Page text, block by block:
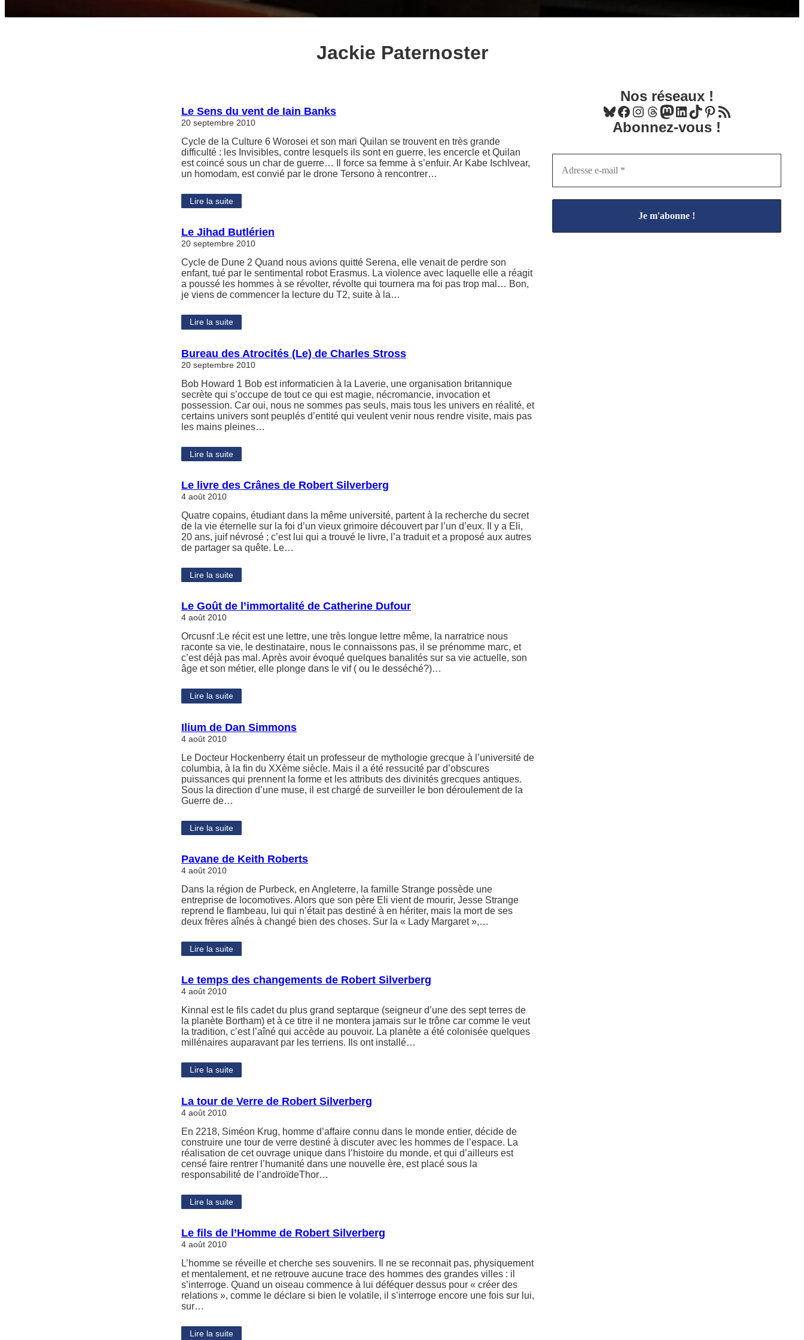
Jackie Paternoster
Le Sens du vent de Iain Banks
20 septembre 2010
Cycle de la Culture 6 Worosei et son mari Quilan se trouvent en très grande
difficulté : les Invisibles, contre lesquels ils sont en guerre, les encercle et Quilan
est coincé sous un char de guerre… Il force sa femme à s’enfuir. Ar Kabe Ischlvear,
un homodam, est convié par le drone Tersono à rencontrer…
Lire la suite
Le Jihad Butlérien
20 septembre 2010
Cycle de Dune 2 Quand nous avions quitté Serena, elle venait de perdre son
enfant, tué par le sentimental robot Erasmus. La violence avec laquelle elle a réagit
a poussé les hommes à se révolter, révolte qui tournera ma foi pas trop mal… Bon,
je viens de commencer la lecture du T2, suite à la…
Lire la suite
Bureau des Atrocités (Le) de Charles Stross
20 septembre 2010
Bob Howard 1 Bob est informaticien à la Laverie, une organisation britannique
secrète qui s’occupe de tout ce qui est magie, nécromancie, invocation et
possession. Car oui, nous ne sommes pas seuls, mais tous les univers en réalité, et
certains univers sont peuplés d’entité qui veulent venir nous rendre visite, mais pas
les mains pleines…
Lire la suite
Le livre des Crânes de Robert Silverberg
4 août 2010
Quatre copains, étudiant dans la même université, partent à la recherche du secret
de la vie éternelle sur la foi d’un vieux grimoire découvert par l’un d’eux. Il y a Eli,
20 ans, juif névrosé ; c’est lui qui a trouvé le livre, l’a traduit et a proposé aux autres
de partager sa quête. Le…
Lire la suite
Le Goût de l’immortalité de Catherine Dufour
4 août 2010
Orcusnf :Le récit est une lettre, une très longue lettre même, la narratrice nous
raconte sa vie, le destinataire, nous le connaissons pas, il se prénomme marc, et
c’est déjà pas mal. Après avoir évoqué quelques banalités sur sa vie actuelle, son
âge et son métier, elle plonge dans le vif ( ou le desséché?)…
Lire la suite
Ilium de Dan Simmons
4 août 2010
Le Docteur Hockenberry était un professeur de mythologie grecque à l’université de
columbia, à la fin du XXème siècle. Mais il a été ressucité par d’obscures
puissances qui prennent la forme et les attributs des divinités grecques antiques.
Sous la direction d’une muse, il est chargé de surveiller le bon déroulement de la
Guerre de…
Lire la suite
Pavane de Keith Roberts
4 août 2010
Dans la région de Purbeck, en Angleterre, la famille Strange possède une
entreprise de locomotives. Alors que son père Eli vient de mourir, Jesse Strange
reprend le flambeau, lui qui n’était pas destiné à en hériter, mais la mort de ses
deux frères aînés à changé bien des choses. Sur la « Lady Margaret »,…
Lire la suite
Le temps des changements de Robert Silverberg
4 août 2010
Kinnal est le fils cadet du plus grand septarque (seigneur d’une des sept terres de
la planète Bortham) et à ce titre il ne montera jamais sur le trône car comme le veut
la tradition, c’est l’aîné qui accède au pouvoir. La planète a été colonisée quelques
millénaires auparavant par les terriens. Ils ont installé…
Lire la suite
La tour de Verre de Robert Silverberg
4 août 2010
En 2218, Siméon Krug, homme d’affaire connu dans le monde entier, décide de
construire une tour de verre destiné à discuter avec les hommes de l’espace. La
réalisation de cet ouvrage unique dans l’histoire du monde, et qui d’ailleurs est
censé faire rentrer l’humanité dans une nouvelle ère, est placé sous la
responsabilité de l’androïdeThor…
Lire la suite
Le fils de l’Homme de Robert Silverberg
4 août 2010
L’homme se réveille et cherche ses souvenirs. Il ne se reconnait pas, physiquement
et mentalement, et ne retrouve aucune trace des hommes des grandes villes : il
s’interroge. Quand un oiseau commence à lui déféquer dessus pour « créer des
relations », comme le déclare si bien le volatile, il s’interroge encore une fois sur lui,
sur…
Lire la suite
Nos réseaux !
Bluesky Facebook Instagram Threads Mastodon LinkedIn TikTok Pinterest
Flux RSS
Abonnez-vous !